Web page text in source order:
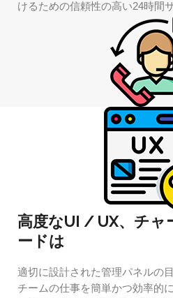
けるための信頼性の高い24時間
高度なUI / UX、チャ
ードは
適切に設計された管理パネルの
チームの仕事を簡単かつ効率的